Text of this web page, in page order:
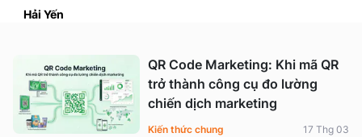
Hải Yến
QR Code Marketing: Khi mã QR
trở thành công cụ đo lường
chiến dịch marketing
Kiến thức chung 17 Thg 03